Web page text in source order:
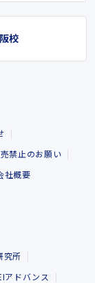
校
禁止のお願い
社概要
究所
アドバンス